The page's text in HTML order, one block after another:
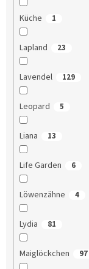
Küche 1
Lapland 23
Lavendel 129
Leopard 5
Liana 13
Life Garden 6
Löwenzähne 4
Lydia 81
Maiglöckchen 97